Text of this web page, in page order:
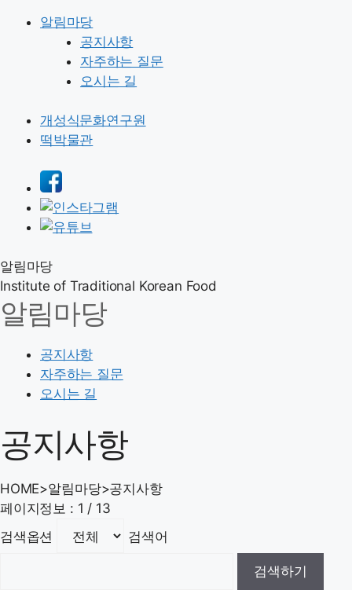
알림마당
공지사항
자주하는 질문
오시는 길
개성식문화연구원
떡박물관
알림마당
Institute of Traditional Korean Food
알림마당
공지사항
자주하는 질문
오시는 길
공지사항
HOME>알림마당>공지사항
페이지정보 : 1 / 13
검색옵션
검색어
검색하기